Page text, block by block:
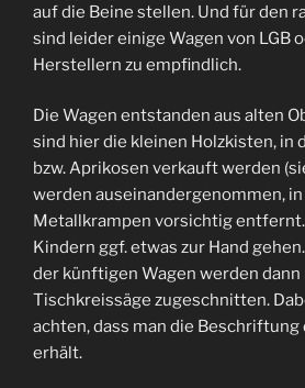
auf die Beine stellen. Und für den
sind leider einige Wagen von LGB
Herstellern zu empfindlich.
Die Wagen entstanden aus alten
sind hier die kleinen Holzkisten, in
bzw. Aprikosen verkauft werden
werden auseinandergenommen,
Metallkrampen vorsichtig
Kindern ggf. etwas zur Hand
der künftigen Wagen werden
Tischkreissäge zugeschnitten.
achten, dass man die
erhält.